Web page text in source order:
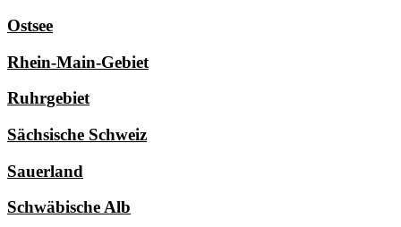
Ostsee
Rhein-Main-Gebiet
Ruhrgebiet
Sächsische Schweiz
Sauerland
Schwäbische Alb